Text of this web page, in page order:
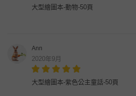
大型繪圖本-動物-50頁
Ann
2020年9月
大型繪圖本-紫色公主童話-50頁